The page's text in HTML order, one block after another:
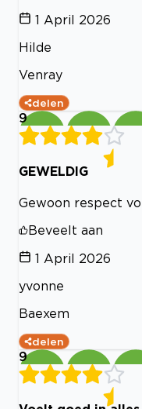
1 April 2026
Hilde
Venray
delen
9
GEWELDIG
Gewoon respect
Beveelt aan
1 April 2026
yvonne
Baexem
delen
9